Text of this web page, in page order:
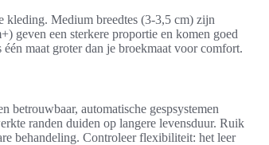
kleding. Medium breedtes (3-3,5 cm) zijn
geven een sterkere proportie en komen goed
maat groter dan je broekmaat voor comfort.
betrouwbaar, automatische gespsystemen
randen duiden op langere levensduur. Ruik
behandeling. Controleer flexibiliteit: het leer